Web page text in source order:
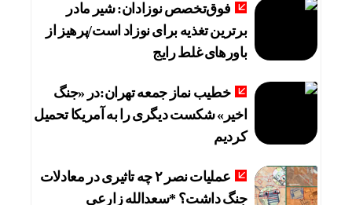
فوق‌تخصص نوزادان: شیر مادر
برترین تغذیه برای نوزاد است/پرهیز از
باورهای غلط رایج
خطیب نماز جمعه تهران:در «جنگ
اخیر» شکست دیگری را به آمریکا تحمیل
کردیم
عملیات نصر ۲ چه تاثیری در معادلات
جنگ داشت؟ *سعدالله زارعی